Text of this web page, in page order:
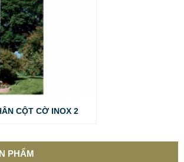
CỘT CỜ INOX 2
PHẨM